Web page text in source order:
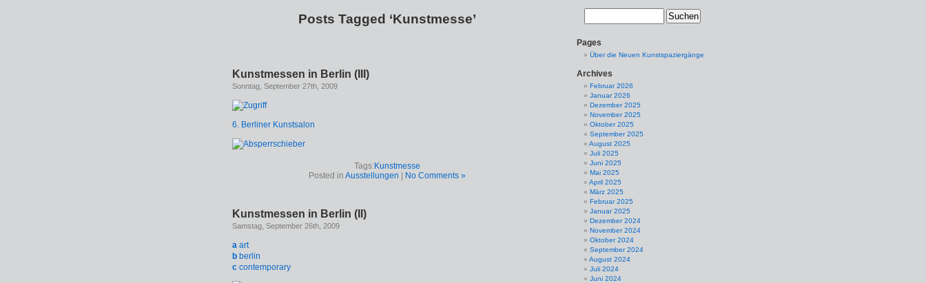
Posts Tagged ‘Kunstmesse’
Kunstmessen in Berlin (III)
Sonntag, September 27th, 2009
6. Berliner Kunstsalon
Tags: Kunstmesse
Posted in Ausstellungen No Comments »
Kunstmessen in Berlin (II)
Samstag, September 26th, 2009
a art
b berlin
c contemporary
Pages
Über die Neuen Kunstspaziergänge
Archives
Februar 2026
Januar 2026
Dezember 2025
November 2025
Oktober 2025
September 2025
August 2025
Juli 2025
Juni 2025
Mai 2025
April 2025
März 2025
Februar 2025
Januar 2025
Dezember 2024
November 2024
Oktober 2024
September 2024
August 2024
Juli 2024
Juni 2024